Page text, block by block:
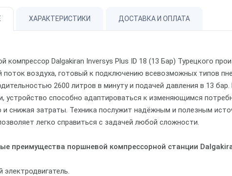
ХАРАКТЕРИСТИКИ ДОСТАВКА И ОПЛАТА
компрессор Dalgakiran Inversys Plus ID 18 (13 Бар) Турецкого
поток воздуха, готовый к подключению всевозможных типов
2600 литров в минуту и подачей давления в 13
устройство способно адаптироваться к изменяющимся
и снижая затраты. Техника послужит надёжным и полезным
легко справиться с задачей любой сложности.
преимущества поршневой компрессорной станции